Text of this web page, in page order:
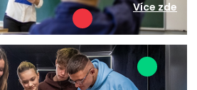
Více zde